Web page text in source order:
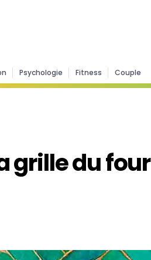
Psychologie Fitness Couple
grille du four